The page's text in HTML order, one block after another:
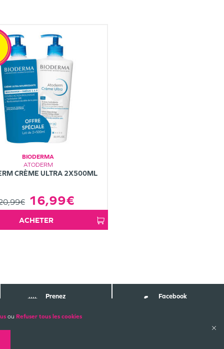
ou Refuser tous les cookies
BIODERMA
ATODERM
CRÈME ULTRA 2X500ML
16,99€
ACHETER
Prenez
Facebook